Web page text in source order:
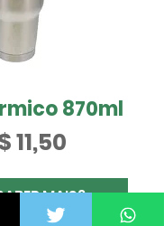
870ml
11,50
MAIS?